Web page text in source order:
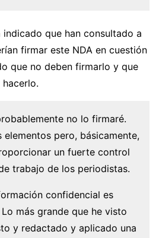
indicado que han consultado a
firmar este NDA en cuestión
que no deben firmarlo y que
no lo firmaré.
elementos pero, básicamente,
un fuerte control
trabajo de los periodistas.
confidencial es
más grande que he visto
y redactado y aplicado una